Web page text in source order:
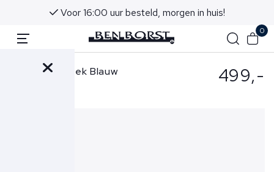
Voor 16:00 uur besteld, morgen in huis!
0
Pescarolo Broek Blauw 499,-